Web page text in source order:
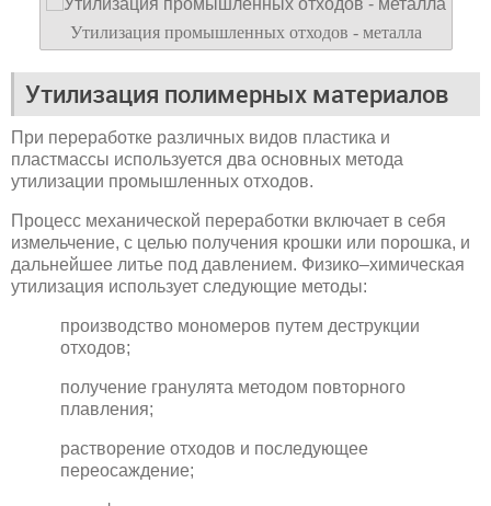
Утилизация промышленных отходов - металла
Утилизация полимерных материалов
При переработке различных видов пластика и
пластмассы используется два основных метода
утилизации промышленных отходов.
Процесс механической переработки включает в себя
измельчение, с целью получения крошки или порошка, и
дальнейшее литье под давлением. Физико–химическая
утилизация использует следующие методы:
производство мономеров путем деструкции
отходов;
получение гранулята методом повторного
плавления;
растворение отходов и последующее
переосаждение;